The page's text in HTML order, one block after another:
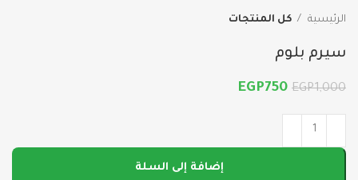
الرئيسية كل المنتجات
سيرم بلوم
EGP1,000
EGP750
إضافة إلى السلة